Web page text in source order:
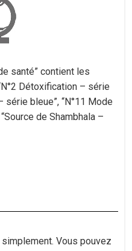
santé” contient les
Détoxification – série
série bleue”, “N°11 Mode
de Shambhala –
Vous pouvez